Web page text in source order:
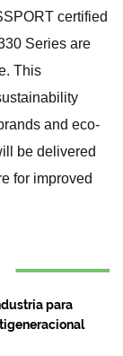
certified
Series are
This
and eco-
be delivered
for improved
para